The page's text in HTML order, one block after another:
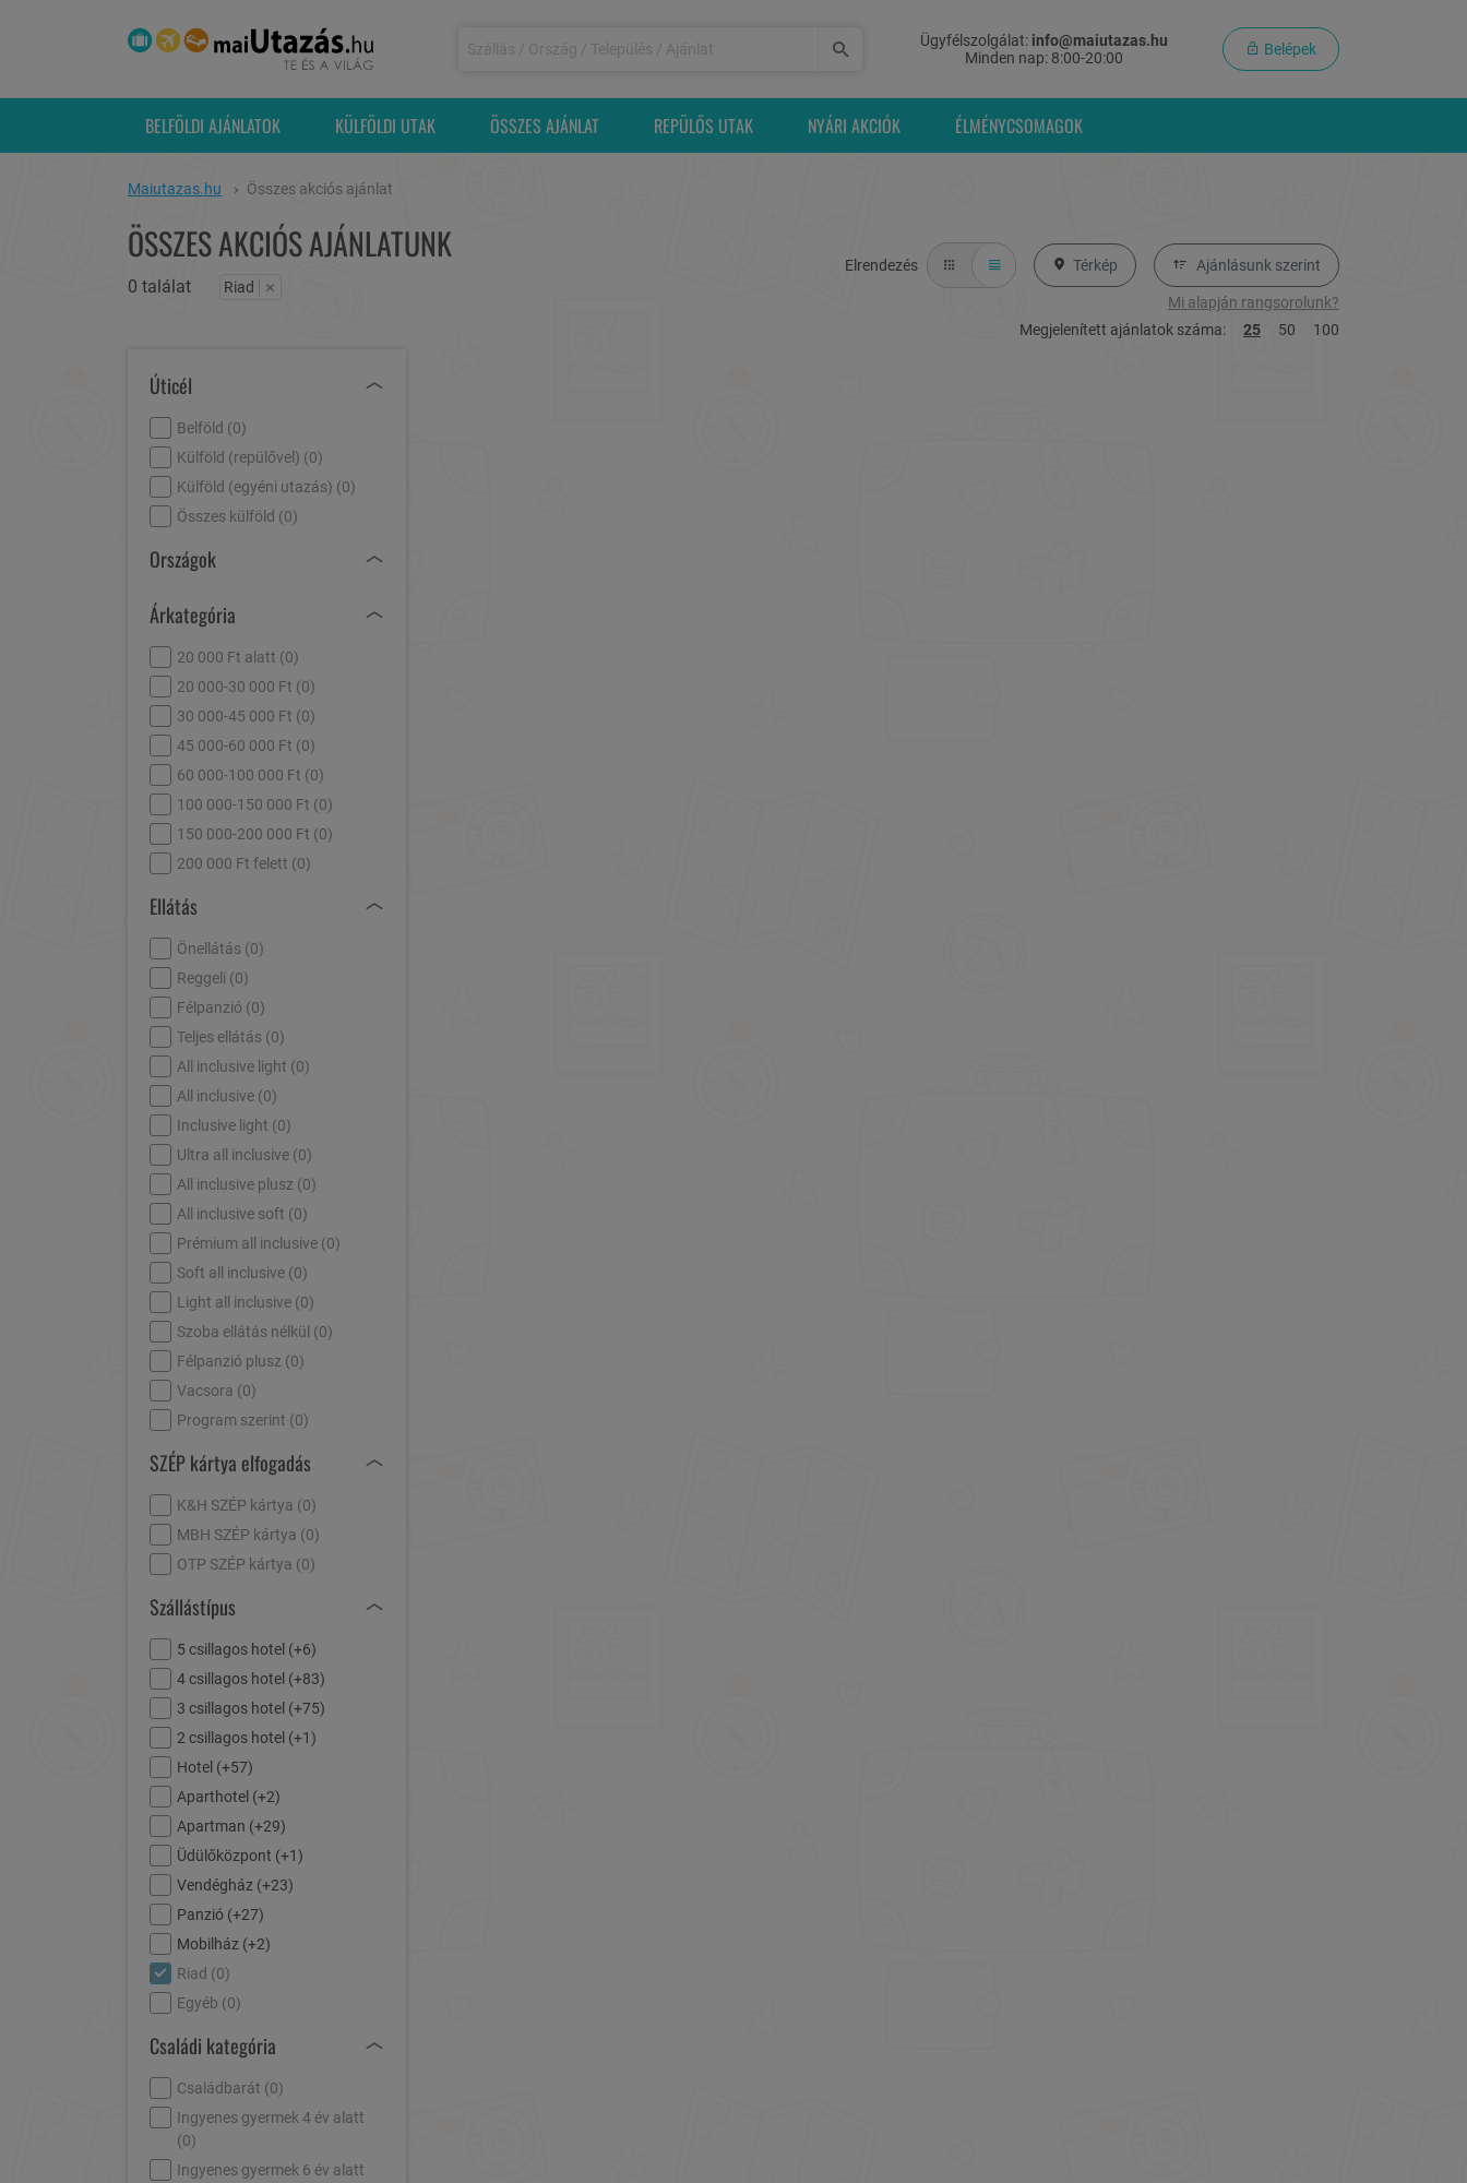
Ügyfélszolgálat: info@maiutazas.hu
Minden nap: 8:00-20:00
Belépek
BELFÖLDI AJÁNLATOK KÜLFÖLDI UTAK ÖSSZES AJÁNLAT REPÜLŐS UTAK NYÁRI AKCIÓK ÉLMÉNYCSOMAGOK
Maiutazas.hu Összes akciós ajánlat
ÖSSZES AKCIÓS AJÁNLATUNK
0 találat Riad ×
Elrendezés Térkép Ajánlásunk szerint
Mi alapján rangsorolunk?
Megjelenített ajánlatok száma:
25 50 100
Úticél
Belföld (0)
Külföld (repülővel) (0)
Külföld (egyéni utazás) (0)
Összes külföld (0)
Országok
Árkategória
20 000 Ft alatt (0)
20 000-30 000 Ft (0)
30 000-45 000 Ft (0)
45 000-60 000 Ft (0)
60 000-100 000 Ft (0)
100 000-150 000 Ft (0)
150 000-200 000 Ft (0)
200 000 Ft felett (0)
Ellátás
Önellátás (0)
Reggeli (0)
Félpanzió (0)
Teljes ellátás (0)
All inclusive light (0)
All inclusive (0)
Inclusive light (0)
Ultra all inclusive (0)
All inclusive plusz (0)
All inclusive soft (0)
Prémium all inclusive (0)
Soft all inclusive (0)
Light all inclusive (0)
Szoba ellátás nélkül (0)
Félpanzió plusz (0)
Vacsora (0)
Program szerint (0)
SZÉP kártya elfogadás
K&H SZÉP kártya (0)
MBH SZÉP kártya (0)
OTP SZÉP kártya (0)
Szállástípus
5 csillagos hotel (+6)
4 csillagos hotel (+83)
3 csillagos hotel (+75)
2 csillagos hotel (+1)
Hotel (+57)
Aparthotel (+2)
Apartman (+29)
Üdülőközpont (+1)
Vendégház (+23)
Panzió (+27)
Mobilház (+2)
Riad (0)
Egyéb (0)
Családi kategória
Családbarát (0)
Ingyenes gyermek 4 év alatt
(0)
Ingyenes gyermek 6 év alatt